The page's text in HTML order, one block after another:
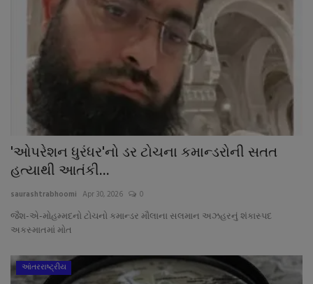
સ્પોર્ટ્સ
રાશિફળ
ગુનાખોરી
બોલિવૂડ
સ્વાસ્થ્ય
'ઓપરેશન ધુરંધર'નો ડર ટોચના કમાન્ડરોની સતત
હત્યાથી આતંકી...
saurashtrabhoomi Apr 30, 2026 0
જૈશ-એ-મોહમ્મદનો ટોચનો કમાન્ડર મૌલાના સલમાન અઝહરનું શંકાસ્પદ
અકસ્માતમાં મોત
આંતરરાષ્ટ્રીય